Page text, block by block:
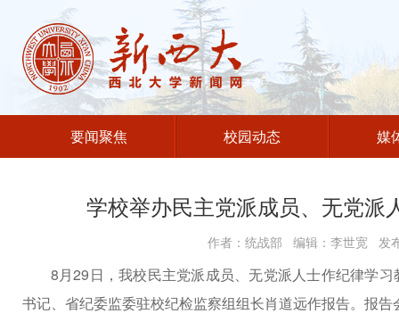
要闻聚焦 校园动态 媒
学校举办民主党派成员、无党派
作者：统战部 编辑：李世宽
8月29日，我校民主党派成员、无党派人士作纪律学
书记、省纪委监委驻校纪检监察组组长肖道远作报告。报